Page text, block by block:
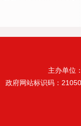
主办单位
政府网站标识码：